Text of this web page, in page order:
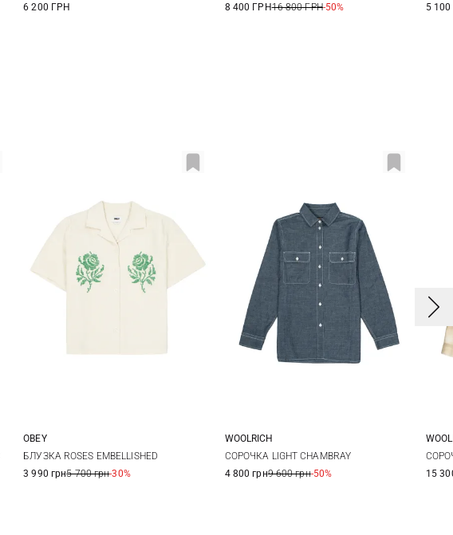
6 200 ГРН
8 400 ГРН16 800 ГРН-50%
5
XS S M
OBEY
БЛУЗКА ROSES EMBELLISHED
3 990 грн5 700 грн-30%
S
WOOLRICH
СОРОЧКА LIGHT CHAMBRAY
4 800 грн9 600 грн-50%
15